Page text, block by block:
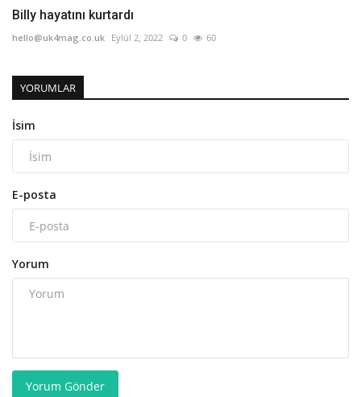
Billy hayatını kurtardı
hello@uk4mag.co.uk Eylül 2, 2022 0 60
YORUMLAR
İsim
E-posta
Yorum
Yorum Gönder